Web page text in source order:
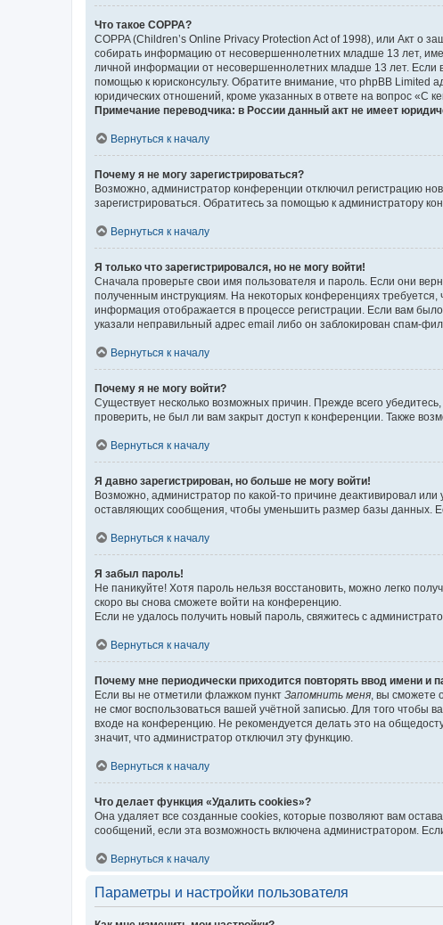
Что такое COPPA?
COPPA (Children’s Online Privacy Protection Act of 1998), или Акт о
собирать информацию от несовершеннолетних младше 13 лет,
личной информации от несовершеннолетних младше 13 лет. Если
помощью к юрисконсульту. Обратите внимание, что phpBB
юридических отношений, кроме указанных в ответе на вопрос «С
Примечание переводчика: в России данный акт не имеет
Вернуться к началу
Почему я не могу зарегистрироваться?
Возможно, администратор конференции отключил регистрацию
зарегистрироваться. Обратитесь за помощью к администратору
Вернуться к началу
Я только что зарегистрировался, но не могу войти!
Сначала проверьте свои имя пользователя и пароль. Если они
полученным инструкциям. На некоторых конференциях
информация отображается в процессе регистрации. Если вам
указали неправильный адрес email либо он заблокирован спам-
Вернуться к началу
Почему я не могу войти?
Существует несколько возможных причин. Прежде всего
проверить, не был ли вам закрыт доступ к конференции. Также
Вернуться к началу
Я давно зарегистрирован, но больше не могу войти!
Возможно, администратор по какой-то причине деактивировал
оставляющих сообщения, чтобы уменьшить размер базы данных.
Вернуться к началу
Я забыл пароль!
Не паникуйте! Хотя пароль нельзя восстановить, можно легко
скоро вы снова сможете войти на конференцию.
Если не удалось получить новый пароль, свяжитесь с
Вернуться к началу
Почему мне периодически приходится повторять ввод имени и
Если вы не отметили флажком пункт Запомнить меня, вы сможете
не смог воспользоваться вашей учётной записью. Для того чтобы
входе на конференцию. Не рекомендуется делать это на
значит, что администратор отключил эту функцию.
Вернуться к началу
Что делает функция «Удалить cookies»?
Она удаляет все созданные cookies, которые позволяют вам
сообщений, если эта возможность включена администратором.
Вернуться к началу
Параметры и настройки пользователя